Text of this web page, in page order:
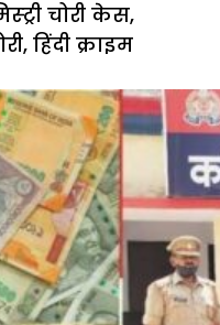
चोरी केस,
, हिंदी क्राइम